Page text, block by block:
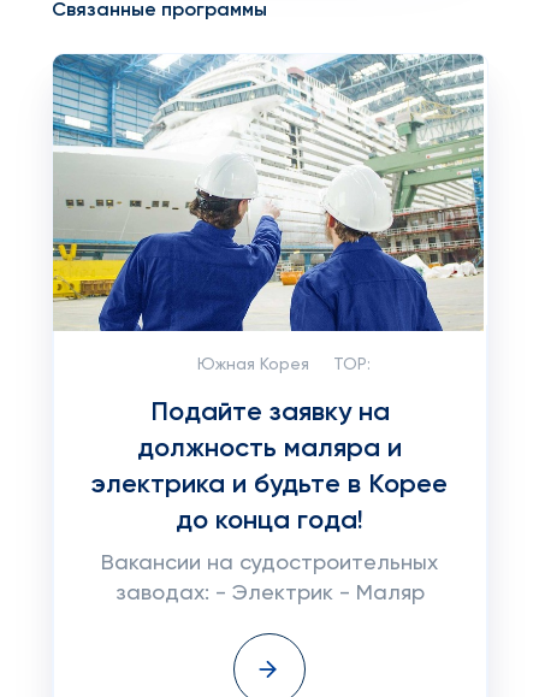
Связанные программы
Южная Корея TOP:
Подайте заявку на
должность маляра и
электрика и будьте в Корее
до конца года!
Вакансии на судостроительных
заводах: - Электрик - Маляр